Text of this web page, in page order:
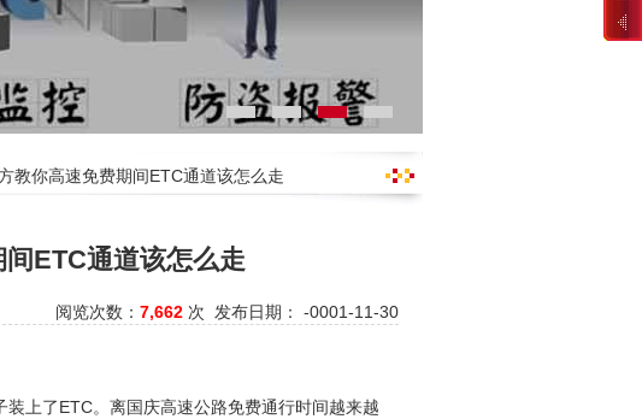
教你高速免费期间ETC通道该怎么走
ETC通道该怎么走
阅览次数： 7,662 次 发布日期： -0001-11-30
上了ETC。离国庆高速公路免费通行时间越来越